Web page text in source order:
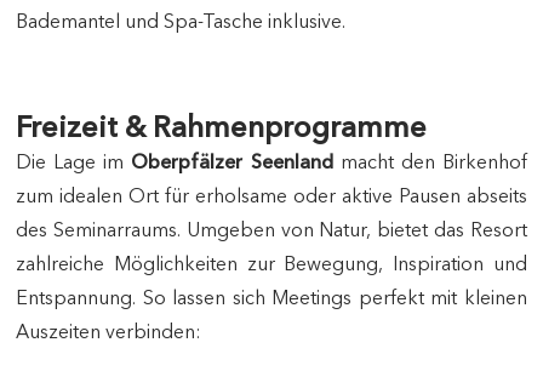
Bademantel und Spa-Tasche inklusive.
Freizeit & Rahmenprogramme
Die Lage im Oberpfälzer Seenlandmacht den Birkenhof
zum idealen Ort für erholsame oder aktive Pausen abseits
des Seminarraums. Umgeben von Natur, bietet das Resort
zahlreiche Möglichkeiten zur Bewegung, Inspiration und
Entspannung. So lassen sich Meetings perfekt mit kleinen
Auszeiten verbinden: